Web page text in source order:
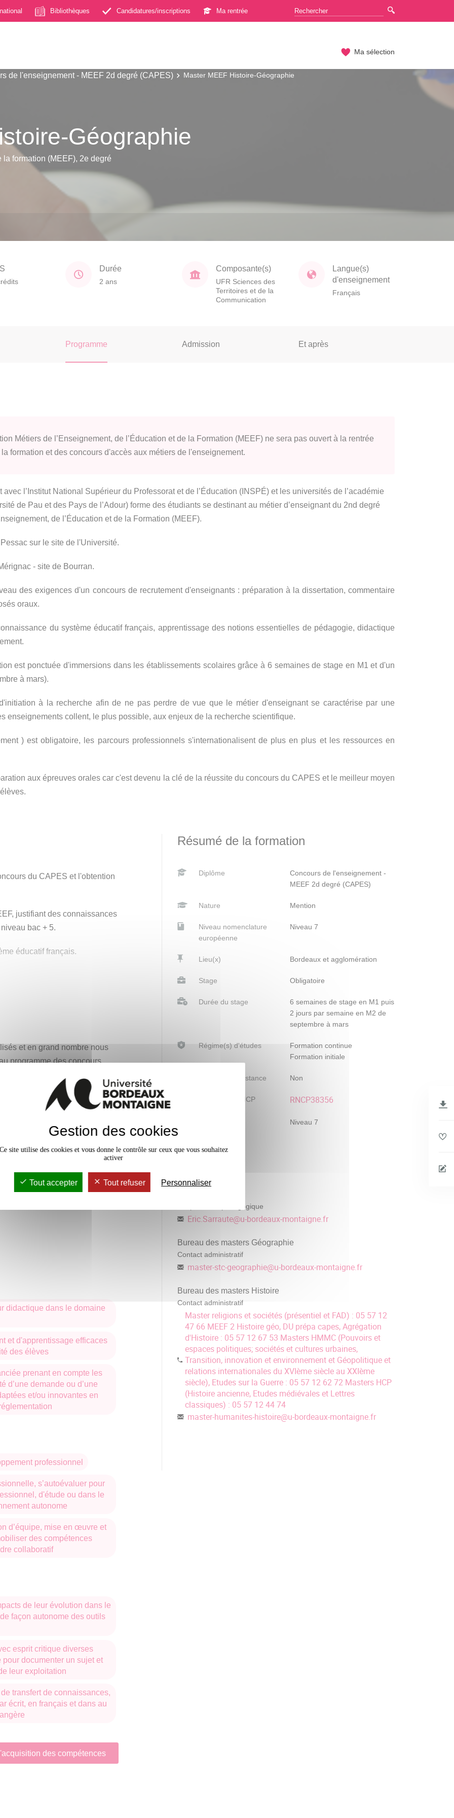
Bibliothèques Candidatures/inscriptions Ma rentrée
Ma sélection
de l'enseignement - MEEF 2d degré (CAPES) Master MEEF Histoire-Géographie
Géographie
la formation (MEEF), 2e degré
Durée
2 ans
Composante(s)
UFR Sciences des
Territoires et de la
Communication
Langue(s)
d'enseignement
Français
Programme Admission Et après
Métiers de l’Enseignement, de l’Éducation et de la Formation (MEEF) ne sera pas ouvert à la rentrée
la formation et des concours d'accès aux métiers de l'enseignement.
l’Institut National Supérieur du Professorat et de l’Éducation (INSPÉ) et les universités de l’académie
de Pau et des Pays de l’Adour) forme des étudiants se destinant au métier d’enseignant du 2nd degré
de l’Éducation et de la Formation (MEEF).
sur le site de l'Université.
- site de Bourran.
des exigences d'un concours de recrutement d'enseignants : préparation à la dissertation, commentaire
oraux.
du système éducatif français, apprentissage des notions essentielles de pédagogie, didactique
est ponctuée d'immersions dans les établissements scolaires grâce à 6 semaines de stage en M1 et d'un
à mars).
à la recherche afin de ne pas perdre de vue que le métier d'enseignant se caractérise par une
enseignements collent, le plus possible, aux enjeux de la recherche scientifique.
) est obligatoire, les parcours professionnels s'internationalisent de plus en plus et les ressources en
aux épreuves orales car c'est devenu la clé de la réussite du concours du CAPES et le meilleur moyen
du CAPES et l'obtention
justifiant des connaissances
bac + 5.
éducatif français.
et en grand nombre nous
programme des concours.
de dispenser une formation
aux questions du programme.
l'habitude des concours de
de commissions,
l'enseignement secondaire
enseignants de valider des
l'étranger.
qui changent chaque
parution des questions au
du mois d'avril.
218 av. J.-C. à 250 ap. J.-C.
de 1380 à 1715 (Question
1830 aux années 1930. Mains-
et questions sociale.
(question nouvelle).
didactique dans le domaine
et d'apprentissage efficaces
des élèves
prenant en compte les
d’une demande ou d’une
et/ou innovantes en
professionnel
s’autoévaluer pour
d'étude ou dans le
autonome
d’équipe, mise en œuvre et
des compétences
collaboratif
de leur évolution dans le
façon autonome des outils
esprit critique diverses
documenter un sujet et
leur exploitation
transfert de connaissances,
écrit, en français et dans au
des compétences
Résumé de la formation
Diplôme
Concours de l'enseignement -
MEEF 2d degré (CAPES)
Nature Mention
Niveau nomenclature
européenne
Niveau 7
Lieu(x) Bordeaux et agglomération
Stage Obligatoire
Durée du stage
6 semaines de stage en M1 puis
2 jours par semaine en M2 de
septembre à mars
Régime(s) d'études
Formation continue
Formation initiale
Formation à distance Non
Référentiel RNCP RNCP38356
Niveau 7
Responsable pédagogique
Eric.Sarraute@u-bordeaux-montaigne.fr
Bureau des masters Géographie
Contact administratif
master-stc-geographie@u-bordeaux-montaigne.fr
Bureau des masters Histoire
Contact administratif
Master religions et sociétés (présentiel et FAD) : 05 57 12
47 66 MEEF 2 Histoire géo, DU prépa capes, Agrégation
d'Histoire : 05 57 12 67 53 Masters HMMC (Pouvoirs et
espaces politiques; sociétés et cultures urbaines,
Transition, innovation et environnement et Géopolitique et
relations internationales du XVIème siècle au XXIème
siècle), Etudes sur la Guerre : 05 57 12 62 72 Masters HCP
(Histoire ancienne, Etudes médiévales et Lettres
classiques) : 05 57 12 44 74
master-humanites-histoire@u-bordeaux-montaigne.fr
Gestion des cookies
Ce site utilise des cookies et vous donne le contrôle sur ceux que vous souhaitez
activer
Tout accepter Tout refuser Personnaliser